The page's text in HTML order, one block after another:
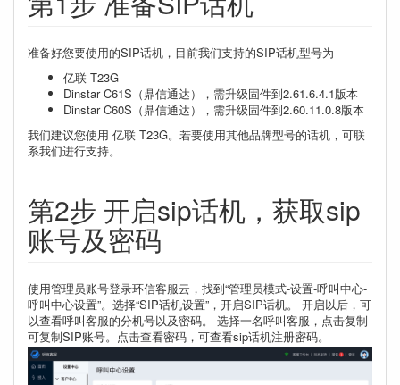
准备好您要使用的SIP话机，目前我们支持的SIP话机型号为
亿联 T23G
Dinstar C61S（鼎信通达），需升级固件到2.61.6.4.1版本
Dinstar C60S（鼎信通达），需升级固件到2.60.11.0.8版本
我们建议您使用 亿联 T23G。若要使用其他品牌型号的话机，可联
系我们进行支持。
第2步 开启sip话机，获取sip
账号及密码
使用管理员账号登录环信客服云，找到“管理员模式-设置-呼叫中心-
呼叫中心设置”。选择“SIP话机设置”，开启SIP话机。 开启以后，可
以查看呼叫客服的分机号以及密码。 选择一名呼叫客服，点击复制
可复制SIP账号。点击查看密码，可查看sip话机注册密码。